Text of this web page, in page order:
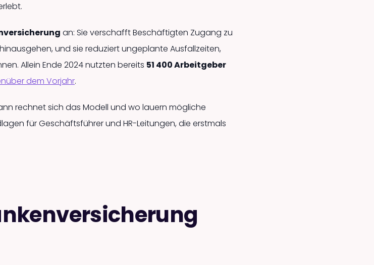
an: Sie verschafft Beschäftigten Zugang zu
und sie reduziert ungeplante Ausfallzeiten,
Allein Ende 2024 nutzten bereits 51 400 Arbeitgeber
dem Vorjahr.
rechnet sich das Modell und wo lauern mögliche
für Geschäftsführer und HR-Leitungen, die erstmals